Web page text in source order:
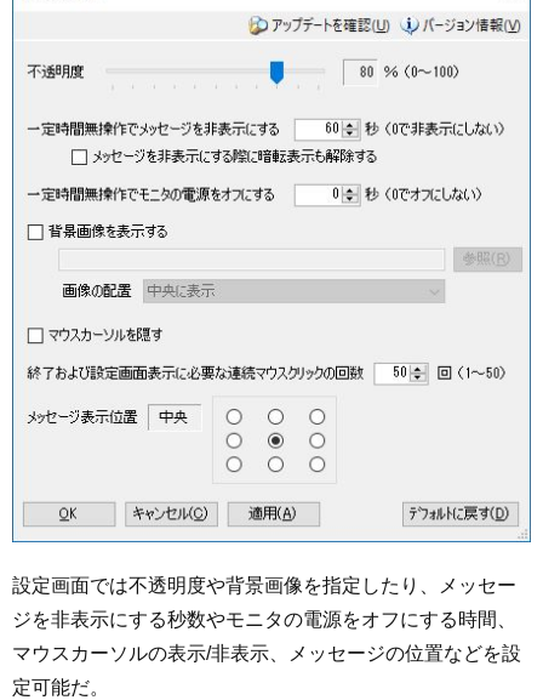
設定画面では不透明度や背景画像を指定したり、メッセー
ジを非表示にする秒数やモニタの電源をオフにする時間、
マウスカーソルの表示/非表示、メッセージの位置などを設
定可能だ。